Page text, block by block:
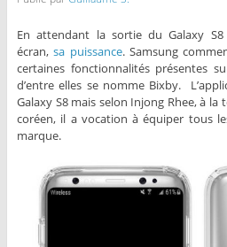
En attendant la sortie du Galaxy
écran,sa puissance. Samsung
certaines fonctionnalités présentes
d’entre elles se nomme Bixby.
Galaxy S8 mais selon Injong Rhee, à
coréen, il a vocation à équiper tous
marque.